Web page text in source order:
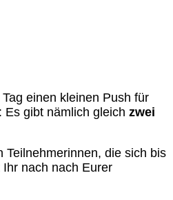
einen kleinen Push für
gibt nämlich gleich zwei
Teilnehmerinnen, die sich bis
nach nach Eurer